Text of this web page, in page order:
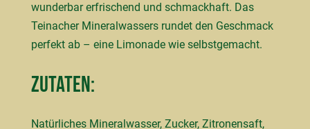
wunderbar erfrischend und schmackhaft. Das
Teinacher Mineralwassers rundet den Geschmack
perfekt ab – eine Limonade wie selbstgemacht.
Zutaten:
Natürliches Mineralwasser, Zucker, Zitronensaft,